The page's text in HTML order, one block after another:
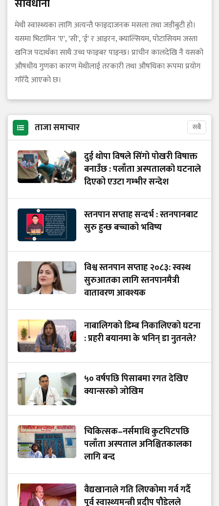
सावधानी
मेथी स्वास्थ्यका लागि अत्यन्तै फाइदाजनक मसला तथा जडीबुटी हो।
यसमा भिटामिन 'ए', 'सी', 'ई' र आइरन, क्याल्सियम, पोटासियम जस्ता
खनिज पदार्थका साथै उच्च फाइबर पाइन्छ। प्राचीन कालदेखि नै यसको
औषधीय गुणका कारण मेथीलाई तरकारी तथा औषधिका रूपमा प्रयोग
गरिँदै आएको छ।
ताजा समाचार सबै
दुई थोपा विषले सिंगो पोखरी विषाक्त
बनाउँछ : पलाँता अस्पतालको घटनाले
दिएको एउटा गम्भीर सन्देश
स्तनपान सप्ताह सन्दर्भ : स्तनपानबाट
सुरु हुन्छ बच्चाको भविष्य
विश्व स्तनपान सप्ताह २०८३: स्वस्थ
सुरुआतका लागि स्तनपानमैत्री
वातावरण आवश्यक
नाबालिगको डिम्ब निकालिएको घटना
: प्रहरी बयानमा के भनिन् डा नुतनले?
५० वर्षपछि पिसाबमा रगत देखिए
क्यान्सरको जोखिम
चिकित्सक–नर्समाथि कुटपिटपछि
पलाँता अस्पताल अनिश्चितकालका
लागि बन्द
वैद्यखानाले गति लिएकोमा गर्व गर्दै
पूर्व स्वास्थ्यमन्त्री प्रदीप पौडेलले